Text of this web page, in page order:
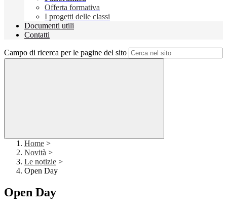
Offerta formativa
I progetti delle classi
Documenti utili
Contatti
Campo di ricerca per le pagine del sito
Home >
Novità >
Le notizie >
Open Day
Open Day